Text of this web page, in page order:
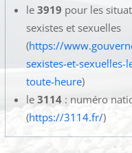
le 3919 pour les
sexistes et sexuelles
(https://
sexistes-et-
toute-heure)
le 3114: numéro
(https://3114.fr/)